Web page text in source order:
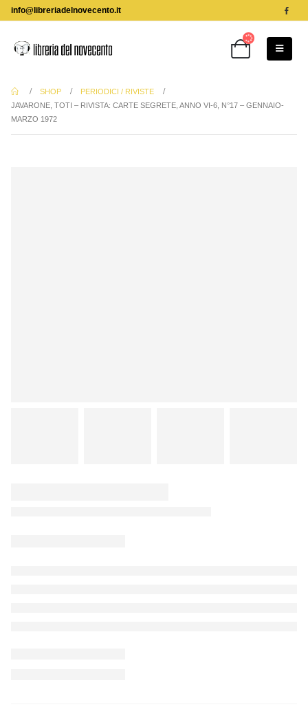
info@libreriadelnovecento.it
SHOP
PERIODICI / RIVISTE
JAVARONE, TOTI – RIVISTA: CARTE SEGRETE, ANNO VI-6, N°17 – GENNAIO-
MARZO 1972